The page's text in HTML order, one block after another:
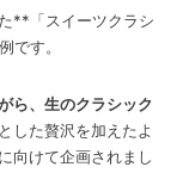
**「スイーツクラシ
です。
ら、生のクラシック
した贅沢を加えたよ
向けて企画されまし